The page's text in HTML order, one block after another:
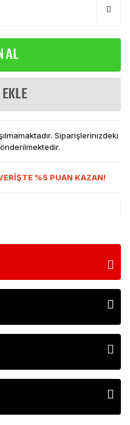
AL
Siparişlerinizdeki
%5 PUAN KAZAN!